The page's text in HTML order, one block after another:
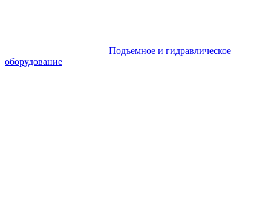
Подъемное и гидравлическое
оборудование